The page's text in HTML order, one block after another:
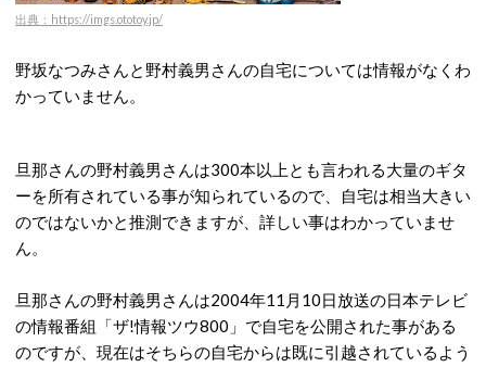
出典：https://imgs.ototoy.jp/
野坂なつみさんと野村義男さんの自宅については情報がなくわ
かっていません。
旦那さんの野村義男さんは300本以上とも言われる大量のギタ
ーを所有されている事が知られているので、自宅は相当大きい
のではないかと推測できますが、詳しい事はわかっていませ
ん。
旦那さんの野村義男さんは2004年11月10日放送の日本テレビ
の情報番組「ザ!情報ツウ800」で自宅を公開された事がある
のですが、現在はそちらの自宅からは既に引越されているよう